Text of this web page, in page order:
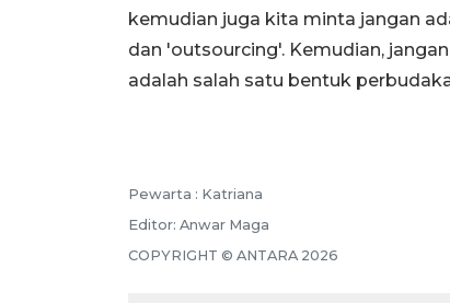
kemudian juga kita minta jangan
dan 'outsourcing'. Kemudian,
adalah salah satu bentuk
Pewarta : Katriana
Editor: Anwar Maga
COPYRIGHT © ANTARA 2026